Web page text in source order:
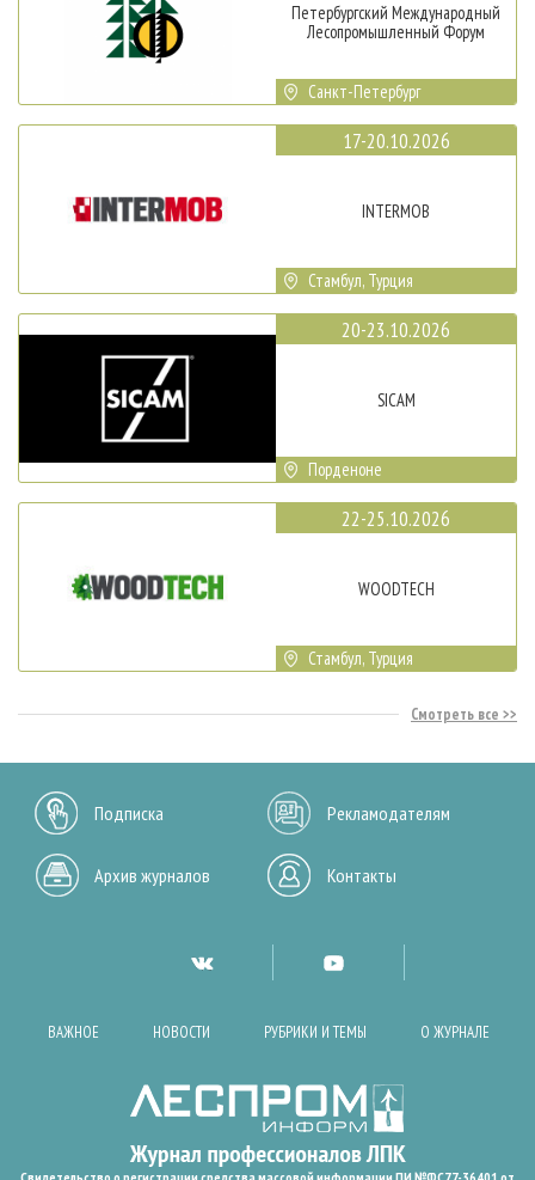
Петербургский Международный
Лесопромышленный Форум
Санкт-Петербург
17-20.10.2026
INTERMOB
Стамбул, Турция
20-23.10.2026
SICAM
Порденоне
22-25.10.2026
WOODTECH
Стамбул, Турция
Смотреть все
Подписка Рекламодателям
Архив журналов Контакты
ВАЖНОЕ НОВОСТИ РУБРИКИ И ТЕМЫ О ЖУРНАЛЕ